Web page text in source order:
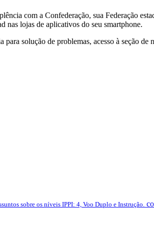
com a Confederação, sua Federação
nas lojas de aplicativos do seu smartphone.
solução de problemas, acesso à seção de
sobre os níveis IPPI: 4, Voo Duplo e Instrução.